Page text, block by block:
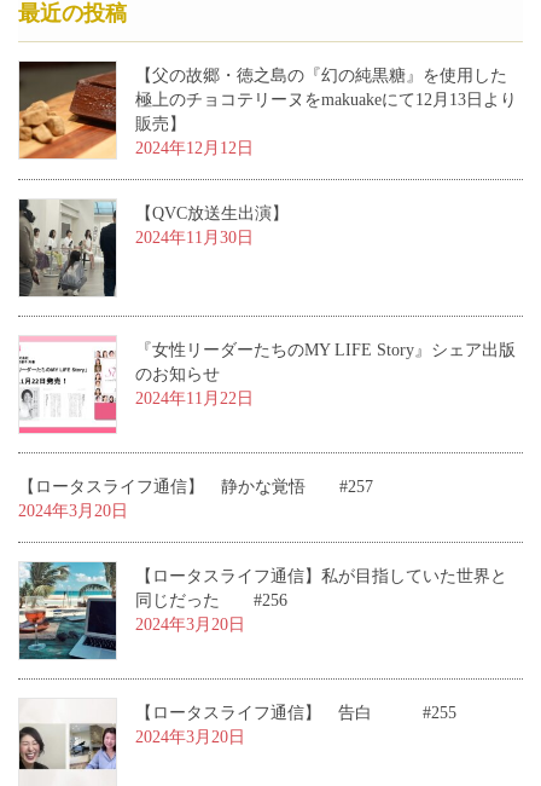
最近の投稿
【父の故郷・徳之島の『幻の純黒糖』を使用した
極上のチョコテリーヌをmakuakeにて12月13日より
販売】
2024年12月12日
【QVC放送生出演】
2024年11月30日
『女性リーダーたちのMY LIFE Story』シェア出版
のお知らせ
2024年11月22日
【ロータスライフ通信】 静かな覚悟 #257
2024年3月20日
【ロータスライフ通信】私が目指していた世界と
同じだった #256
2024年3月20日
【ロータスライフ通信】 告白 #255
2024年3月20日